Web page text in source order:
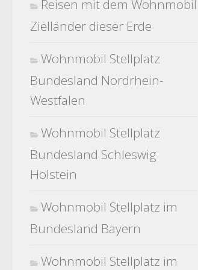
Reisen mit dem Wohnmobil
Zielländer dieser Erde
Wohnmobil Stellplatz
Bundesland Nordrhein-
Westfalen
Wohnmobil Stellplatz
Bundesland Schleswig
Holstein
Wohnmobil Stellplatz im
Bundesland Bayern
Wohnmobil Stellplatz im